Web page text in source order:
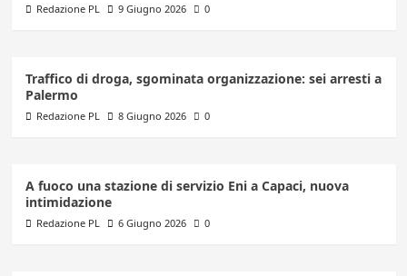
Redazione PL 9 Giugno 2026 0
Traffico di droga, sgominata organizzazione: sei arresti a
Palermo
Redazione PL 8 Giugno 2026 0
A fuoco una stazione di servizio Eni a Capaci, nuova
intimidazione
Redazione PL 6 Giugno 2026 0